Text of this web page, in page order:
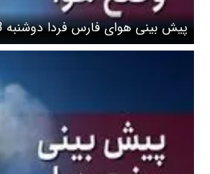
کاهش ۷ درجه‌ای دما و خطر سرمازدگی